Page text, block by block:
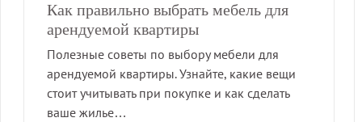
Как правильно выбрать мебель для
арендуемой квартиры
Полезные советы по выбору мебели для
арендуемой квартиры. Узнайте, какие вещи
стоит учитывать при покупке и как сделать
ваше жилье…